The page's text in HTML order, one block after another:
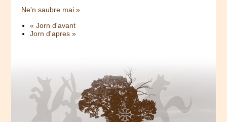
Ne'n saubre mai »
« Jorn d'avant
Jorn d'apres »